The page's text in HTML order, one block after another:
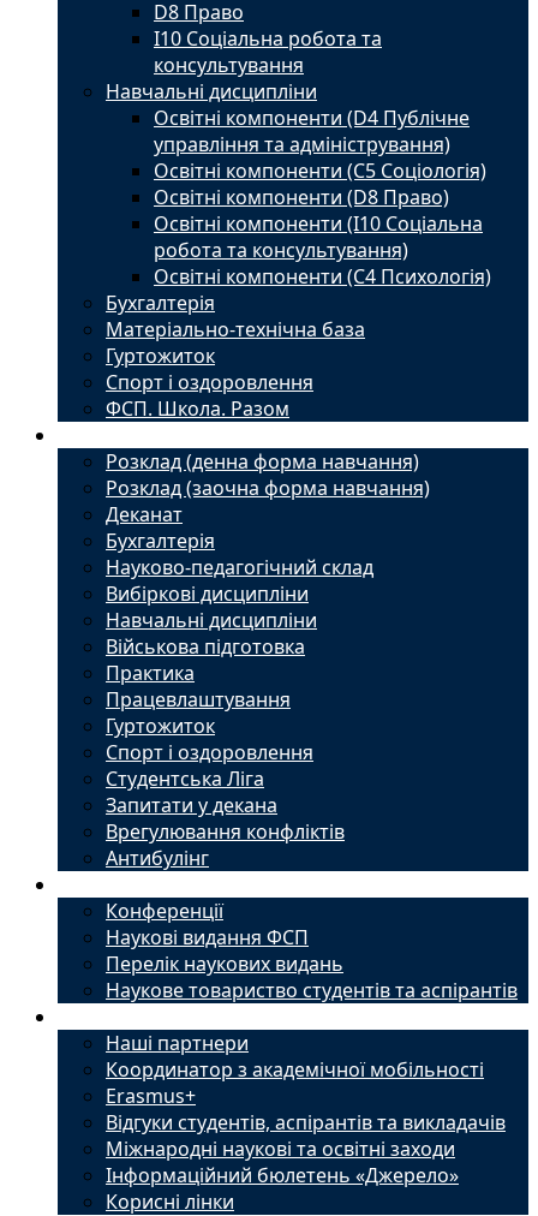
D8 Право
I10 Соціальна робота та
консультування
Навчальні дисципліни
Освітні компоненти (D4 Публічне
управління та адміністрування)
Освітні компоненти (С5 Соціологія)
Освітні компоненти (D8 Право)
Освітні компоненти (I10 Соціальна
робота та консультування)
Освітні компоненти (С4 Психологія)
Бухгалтерія
Матеріально-технічна база
Гуртожиток
Спорт і оздоровлення
ФСП. Школа. Разом
Розклад (денна форма навчання)
Розклад (заочна форма навчання)
Деканат
Бухгалтерія
Науково-педагогічний склад
Вибіркові дисципліни
Навчальні дисципліни
Військова підготовка
Практика
Працевлаштування
Гуртожиток
Спорт і оздоровлення
Студентська Ліга
Запитати у декана
Врегулювання конфліктів
Антибулінг
Конференції
Наукові видання ФСП
Перелік наукових видань
Наукове товариство студентів та аспірантів
Наші партнери
Координатор з академічної мобільності
Erasmus+
Відгуки студентів, аспірантів та викладачів
Міжнародні наукові та освітні заходи
Інформаційний бюлетень «Джерело»
Корисні лінки